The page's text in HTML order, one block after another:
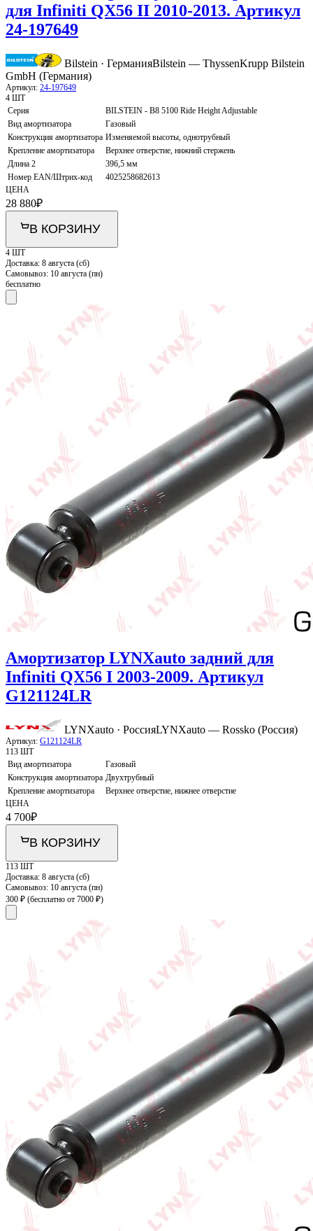
для Infiniti QX56 II 2010-2013. Артикул
24-197649
Bilstein · ГерманияBilstein — ThyssenKrupp Bilstein
GmbH (Германия)
Артикул: 24-197649
4 ШТ
Серия
BILSTEIN - B8 5100 Ride Height Adjustable
Вид амортизатора
Газовый
Конструкция амортизатора Изменяемой высоты, однотрубный
Крепление амортизатора
Верхнее отверстие, нижний стержень
Длина 2
396,5 мм
Номер EAN/Штрих-код
4025258682613
ЦЕНА
28 880₽
В КОРЗИНУ
4 ШТ
Доставка: 8 августа (сб)
Самовывоз: 10 августа (пн)
бесплатно
Амортизатор LYNXauto задний для
Infiniti QX56 I 2003-2009. Артикул
G121124LR
LYNXauto · РоссияLYNXauto — Rossko (Россия)
Артикул: G121124LR
113 ШТ
Вид амортизатора
Газовый
Конструкция амортизатора Двухтрубный
Крепление амортизатора
Верхнее отверстие, нижнее отверстие
ЦЕНА
4 700₽
В КОРЗИНУ
113 ШТ
Доставка: 8 августа (сб)
Самовывоз: 10 августа (пн)
300 ₽ (бесплатно от 7000 ₽)